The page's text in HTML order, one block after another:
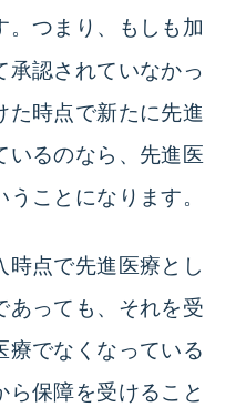
。つまり、もしも加
承認されていなかっ
た時点で新たに先進
いるのなら、先進医
ことになります。
点で先進医療とし
あっても、それを受
療でなくなっている
保障を受けること